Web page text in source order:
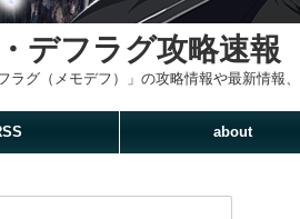
デフラグ攻略速報
グ（メモデフ）」の攻略情報や最新情報
about